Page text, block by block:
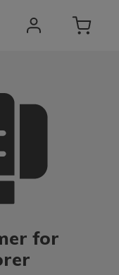
for